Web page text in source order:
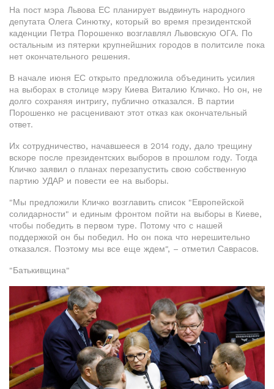
На пост мэра Львова ЕС планирует выдвинуть народного
депутата Олега Синютку, который во время президентской
каденции Петра Порошенко возглавлял Львовскую ОГА. По
остальным из пятерки крупнейшних городов в политсиле пока
нет окончательного решения.
В начале июня ЕС открыто предложила объединить усилия
на выборах в столице мэру Киева Виталию Кличко. Но он, не
долго сохраняя интригу, публично отказался. В партии
Порошенко не расценивают этот отказ как окончательный
ответ.
Их сотрудничество, начавшееся в 2014 году, дало трещину
вскоре после президентских выборов в прошлом году. Тогда
Кличко заявил о планах перезапустить свою собственную
партию УДАР и повести ее на выборы.
"Мы предложили Кличко возглавить список "Европейской
солидарности" и единым фронтом пойти на выборы в Киеве,
чтобы победить в первом туре. Потому что с нашей
поддержкой он бы победил. Но он пока что нерешительно
отказался. Поэтому мы все еще ждем", – отметил Саврасов.
"Батькивщина"